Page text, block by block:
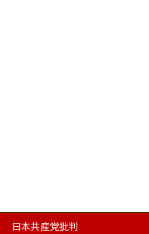
日本共産党批判